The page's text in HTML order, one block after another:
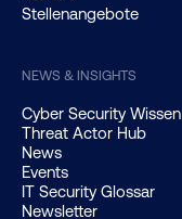
Stellenangebote
NEWS & INSIGHTS
Cyber Security Wissen
Threat Actor Hub
News
Events
IT Security Glossar
Newsletter